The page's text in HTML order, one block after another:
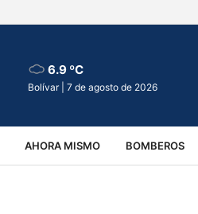
6.9 ºC
Bolívar | 7 de agosto de 2026
AHORA MISMO BOMBEROS